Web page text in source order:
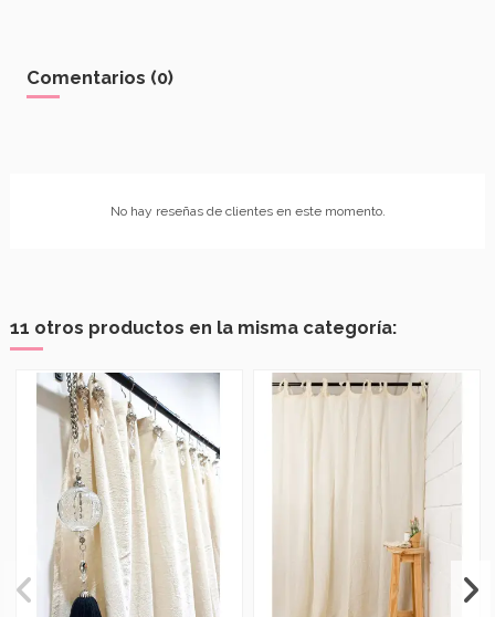
Comentarios (0)
No hay reseñas de clientes en este momento.
11 otros productos en la misma categoría: